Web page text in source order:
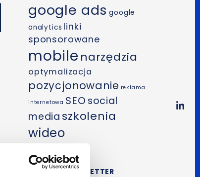
google ads google
analytics linki
sponsorowane
mobile narzędzia
optymalizacja
pozycjonowanie reklama
internetowa SEO social
media szkolenia
wideo
NEWSLETTER